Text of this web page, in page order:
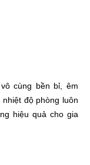
cùng bền bỉ, êm
độ phòng luôn
hiệu quả cho gia